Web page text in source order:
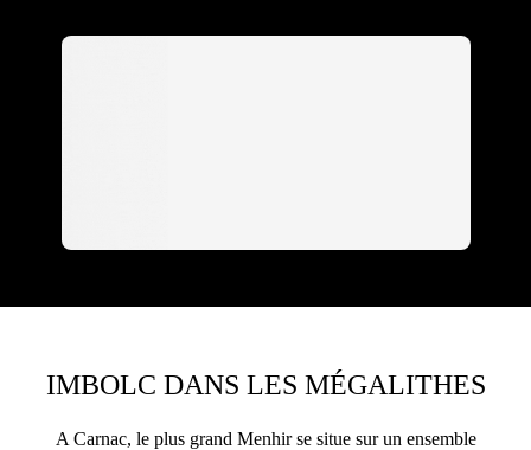
IMBOLC DANS LES MÉGALITHES
A Carnac, le plus grand Menhir se situe sur un ensemble